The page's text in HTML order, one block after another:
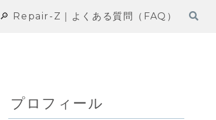
🔎 Repair-Z｜よくある質問（FAQ）
プロフィール